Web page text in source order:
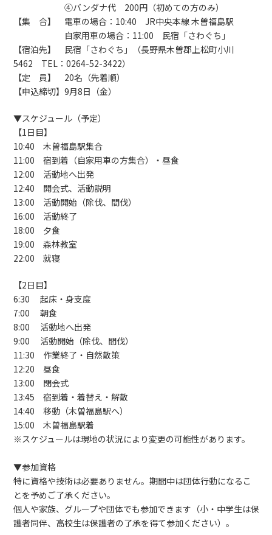
④バンダナ代 200円（初めての方のみ）
【集 合】 電車の場合：10:40 JR中央本線 木曽福島駅
自家用車の場合：11:00 民宿「さわぐち」
【宿泊先】 民宿「さわぐち」（長野県木曽郡上松町小川
5462 TEL：0264-52-3422）
【定 員】 20名（先着順）
【申込締切】9月8日（金）
▼スケジュール（予定）
【1日目】
10:40 木曽福島駅集合
11:00 宿到着（自家用車の方集合）・昼食
12:00 活動地へ出発
12:40 開会式、活動説明
13:00 活動開始（除伐、間伐）
16:00 活動終了
18:00 夕食
19:00 森林教室
22:00 就寝
【2日目】
6:30 起床・身支度
7:00 朝食
8:00 活動地へ出発
9:00 活動開始（除伐、間伐）
11:30 作業終了・自然散策
12:20 昼食
13:00 閉会式
13:45 宿到着・着替え・解散
14:40 移動（木曽福島駅へ）
15:00 木曽福島駅着
※スケジュールは現地の状況により変更の可能性があります。
▼参加資格
特に資格や技術は必要ありません。期間中は団体行動になるこ
とを予めご了承ください。
個人や家族、グループや団体でも参加できます（小・中学生は保
護者同伴、高校生は保護者の了承を得て参加ください）。